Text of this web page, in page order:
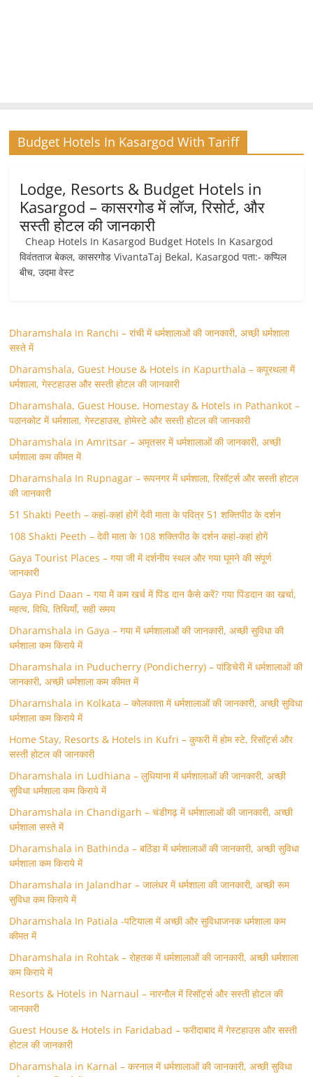
Budget Hotels In Kasargod With Tariff
Lodge, Resorts & Budget Hotels in
Kasargod – कासरगोड में लॉज, रिसोर्ट, और
सस्ती होटल की जानकारी
Cheap Hotels In Kasargod Budget Hotels In Kasargod
विवंतताज बेकल, कासरगोड VivantaTaj Bekal, Kasargod पता:- कप्पिल
बीच, उदमा वेस्ट
Dharamshala in Ranchi – रांची में धर्मशालाओं की जानकारी, अच्छी धर्मशाला
सस्ते में
Dharamshala, Guest House & Hotels in Kapurthala – कपूरथला में
धर्मशाला, गेस्टहाउस और सस्ती होटल की जानकारी
Dharamshala, Guest House, Homestay & Hotels in Pathankot –
पठानकोट में धर्मशाला, गेस्टहाउस, होमेस्टे और सस्ती होटल की जानकारी
Dharamshala in Amritsar – अमृतसर में धर्मशालाओं की जानकारी, अच्छी
धर्मशाला कम कीमत में
Dharamshala In Rupnagar – रूपनगर में धर्मशाला, रिसॉर्ट्स और सस्ती होटल
की जानकारी
51 Shakti Peeth – कहां-कहां होगें देवी माता के पवित्र 51 शक्तिपीठ के दर्शन
108 Shakti Peeth – देवी माता के 108 शक्तिपीठ के दर्शन कहां-कहां होगें
Gaya Tourist Places – गया जी में दर्शनीय स्थल और गया घूमने की संपूर्ण
जानकारी
Gaya Pind Daan – गया में कम खर्च में पिंड दान कैसे करें? गया पिंडदान का खर्चा,
महत्व, विधि, तिथियाँ, सही समय
Dharamshala in Gaya – गया में धर्मशालाओं की जानकारी, अच्छी सुविधा की
धर्मशाला कम किराये में
Dharamshala in Puducherry (Pondicherry) – पांडिचेरी में धर्मशालाओं की
जानकारी, अच्छी धर्मशाला कम कीमत में
Dharamshala in Kolkata – कोलकाता में धर्मशालाओं की जानकारी, अच्छी सुविधा
धर्मशाला कम किराये में
Home Stay, Resorts & Hotels in Kufri – कुफरी में होम स्‍टे, रिसॉर्ट्स और
सस्ती होटल की जानकारी
Dharamshala in Ludhiana – लुधियाना में धर्मशालाओं की जानकारी, अच्छी
सुविधा धर्मशाला कम किराये में
Dharamshala in Chandigarh – चंडीगढ़ में धर्मशालाओं की जानकारी, अच्छी
धर्मशाला सस्ते में
Dharamshala in Bathinda – बठिंडा में धर्मशालाओं की जानकारी, अच्छी सुविधा
धर्मशाला कम किराये में
Dharamshala in Jalandhar – जालंधर में धर्मशाला की जानकारी, अच्छी रूम
सुविधा कम किराये में
Dharamshala In Patiala -पटियाला में अच्छी और सुविधाजनक धर्मशाला कम
कीमत में
Dharamshala in Rohtak – रोहतक में धर्मशालाओं की जानकारी, अच्छी धर्मशाला
कम किराये में
Resorts & Hotels in Narnaul – नारनौल में रिसॉर्ट्स और सस्ती होटल की
जानकारी
Guest House & Hotels in Faridabad – फरीदाबाद में गेस्टहाउस और सस्ती
होटल की जानकारी
Dharamshala in Karnal – करनाल में धर्मशालाओं की जानकारी, अच्छी सुविधा